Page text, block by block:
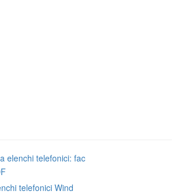
elenchi telefonici: fac
telefonici Wind